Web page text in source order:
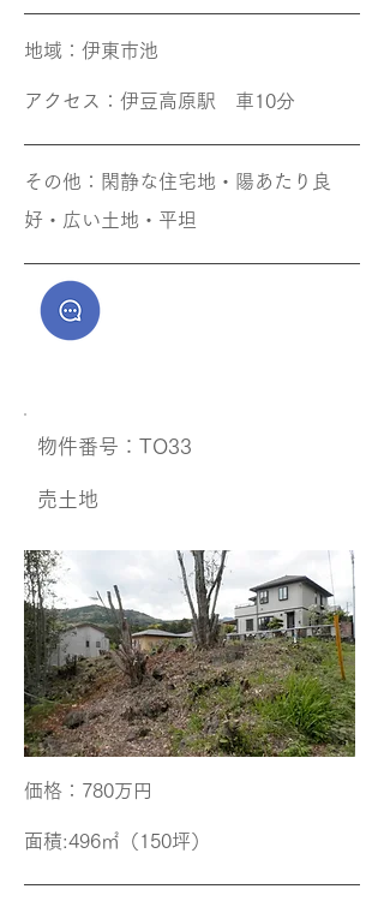
地域​：伊東市池
アクセス​：伊豆高原駅 車10分
その他​：閑静な住宅地・陽あたり良
好・広い土地・平坦
​物件番号：TO33
​売土地
価格​：780万円
面積​:496㎡（150坪）